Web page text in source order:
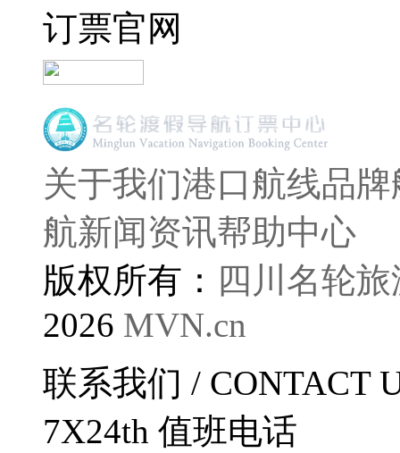
订票官网
关于我们港口航线品
航新闻资讯帮助中心
版权所有： 四川名轮
2026 MVN.cn
联系我们 / CONTACT
7X24th 值班电话